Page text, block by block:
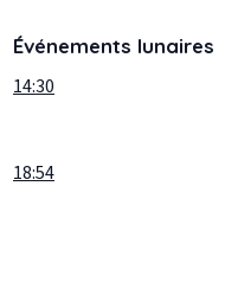
Événements lunaires
14:30
18:54